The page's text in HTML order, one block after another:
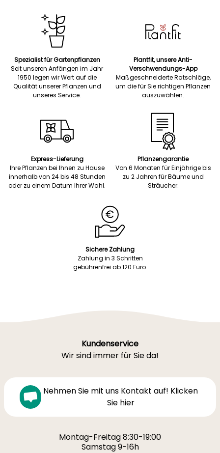
Spezialist für Gartenpflanzen
Seit unseren Anfängen im Jahr
1950 legen wir Wert auf die
Qualität unserer Pflanzen und
unseres Service.
Plantfit, unsere Anti-
Verschwendungs-App
Maßgeschneiderte Ratschläge,
um die für Sie richtigen Pflanzen
auszuwählen.
Express-Lieferung
Ihre Pflanzen bei Ihnen zu Hause
innerhalb von 24 bis 48 Stunden
oder zu einem Datum Ihrer Wahl.
Pflanzengarantie
Von 6 Monaten für Einjährige bis
zu 2 Jahren für Bäume und
Sträucher.
Sichere Zahlung
Zahlung in 3 Schritten
gebührenfrei ab 120 Euro.
Kundenservice
Wir sind immer für Sie da!
Nehmen Sie mit uns Kontakt auf! Klicken
Sie hier
Montag-Freitag 8:30-19:00
Samstag 9-16h